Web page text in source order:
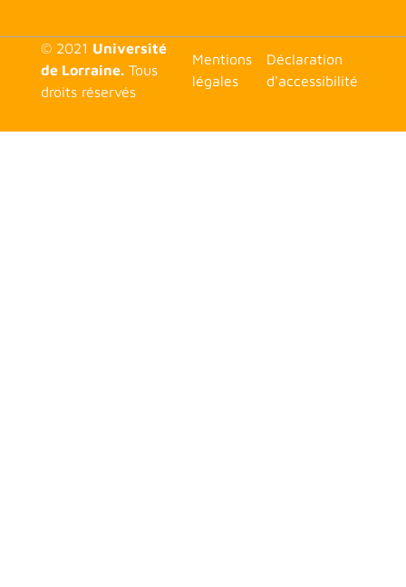
© 2021 Université
de Lorraine.Tous
droits réservés
<none>
Mentions
légales
Déclaration
d'accessibilité